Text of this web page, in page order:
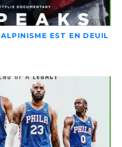
EST EN DEUIL